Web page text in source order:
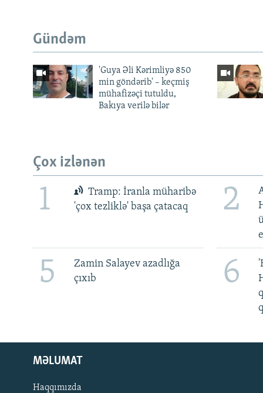
Gündəm
'Guya Əli Kərimliyə 850
min göndərib' – keçmiş
mühafizəçi tutuldu,
Bakıya verilə bilər
Çox izlənən
1
Tramp: İranla müharibə
'çox tezliklə' başa çatacaq
2
5
Zamin Salayev azadlığa
çıxıb
6
MƏLUMAT
Haqqımızda